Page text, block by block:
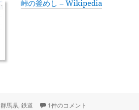
峠の釜めし – Wikipedia
カ
群馬県,鉄道 峠の釜めし への
1件のコメント